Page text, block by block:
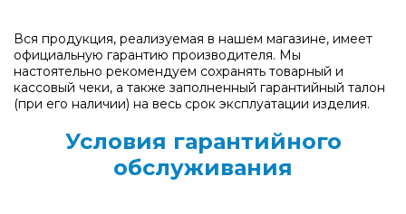
Вся продукция, реализуемая в нашем магазине, имеет
официальную гарантию производителя. Мы
настоятельно рекомендуем сохранять товарный и
кассовый чеки, а также заполненный гарантийный талон
(при его наличии) на весь срок эксплуатации изделия.
Условия гарантийного
обслуживания